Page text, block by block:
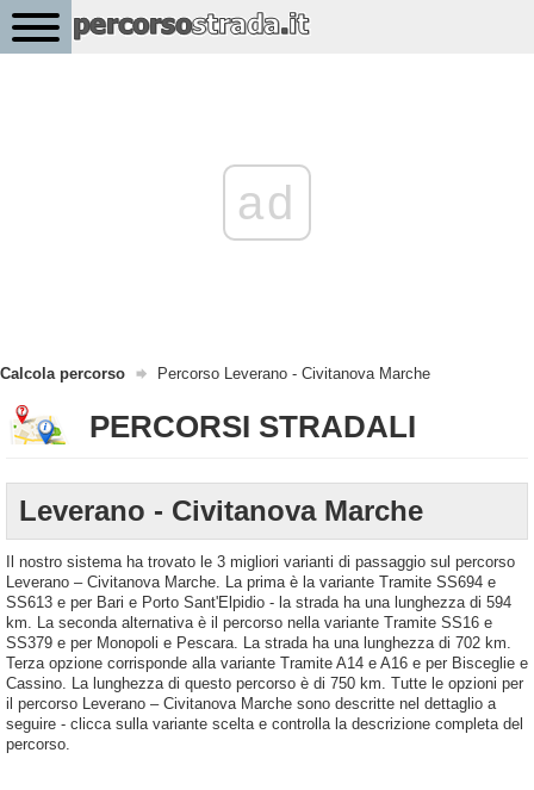
ad
Calcola percorso Percorso Leverano - Civitanova Marche
PERCORSI STRADALI
Leverano - Civitanova Marche
Il nostro sistema ha trovato le 3 migliori varianti di passaggio sul percorso
Leverano – Civitanova Marche. La prima è la variante Tramite SS694 e
SS613 e per Bari e Porto Sant'Elpidio - la strada ha una lunghezza di 594
km. La seconda alternativa è il percorso nella variante Tramite SS16 e
SS379 e per Monopoli e Pescara. La strada ha una lunghezza di 702 km.
Terza opzione corrisponde alla variante Tramite A14 e A16 e per Bisceglie e
Cassino. La lunghezza di questo percorso è di 750 km. Tutte le opzioni per
il percorso Leverano – Civitanova Marche sono descritte nel dettaglio a
seguire - clicca sulla variante scelta e controlla la descrizione completa del
percorso.